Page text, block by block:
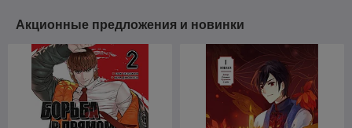
Акционные предложения и новинки